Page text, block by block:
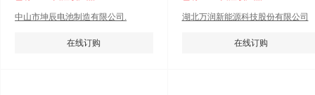
中山市坤辰电池制造有限公司.
在线订购
湖北万润新能源科技股份有限公司
在线订购